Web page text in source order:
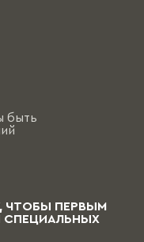
быть
ЧТОБЫ ПЕРВЫМ
СПЕЦИАЛЬНЫХ